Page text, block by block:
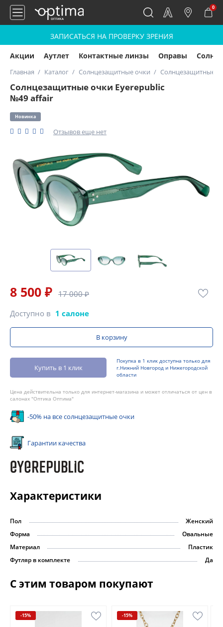
0
ЗАПИСАТЬСЯ НА ПРОВЕРКУ ЗРЕНИЯ
Акции Аутлет Контактные линзы Оправы
Главная Каталог Солнцезащитные очки Солнцезащитные
Солнцезащитные очки Eyerepublic
№49 affair
Новинка
Отзывов еще нет
8 500 ₽ 17 000 ₽
Доступно в 1 салоне
В корзину
Купить в 1 клик
Покупка в 1 клик доступна только для
г.Нижний Новгород и Нижегородской
области
Цена действительна только для интернет-магазина и может отличаться от цен в
салонах "Оптика Оптима"
-50% на все солнцезащитные очки
Гарантии качества
Характеристики
Пол
Женский
Форма
Овальные
Материал
Пластик
Футляр в комплекте
Да
С этим товаром покупают
-15% -15%